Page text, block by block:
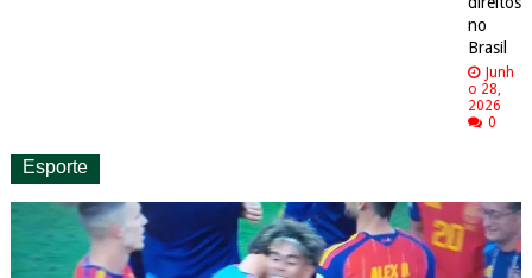
no
Brasil
Junh
o 28,
2026
0
Esporte